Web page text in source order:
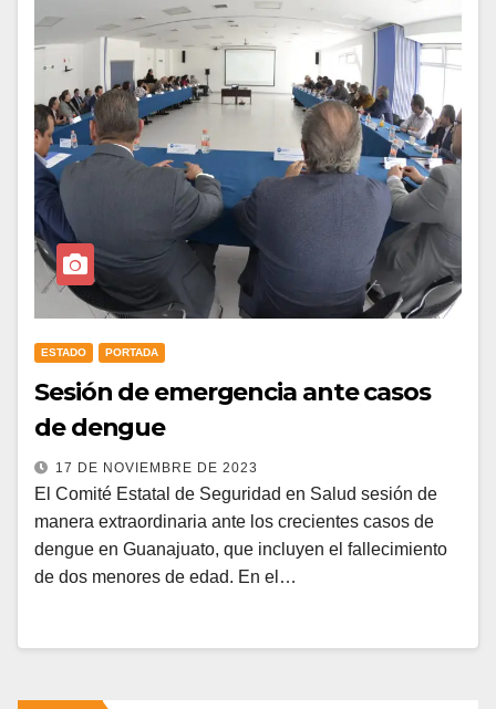
ESTADO PORTADA
Sesión de emergencia ante casos
de dengue
17 DE NOVIEMBRE DE 2023
El Comité Estatal de Seguridad en Salud sesión de
manera extraordinaria ante los crecientes casos de
dengue en Guanajuato, que incluyen el fallecimiento
de dos menores de edad. En el…